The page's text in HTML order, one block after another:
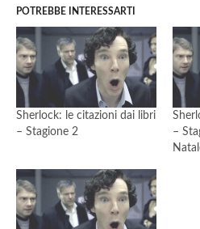
POTREBBE INTERESSARTI
Sherlock: le citazioni dai libri
– Stagione 2
–